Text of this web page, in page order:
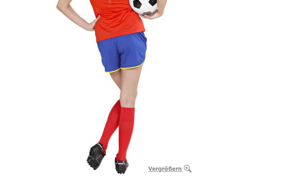
Vergrößern